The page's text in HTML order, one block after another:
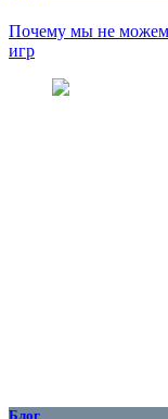
Почему мы не можем
игр
Блог